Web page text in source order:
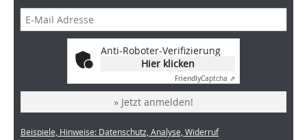
Anti-Roboter-Verifizierung
Hier klicken
FriendlyCaptcha ⇗
» Jetzt anmelden!
Beispiele, Hinweise: Datenschutz, Analyse, Widerruf